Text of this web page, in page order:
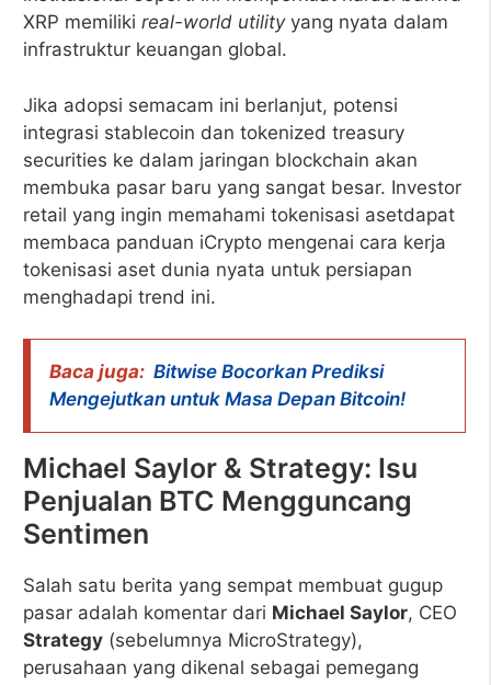
XRP memiliki real-world utilityyang nyata dalam
infrastruktur keuangan global.
Jika adopsi semacam ini berlanjut, potensi
integrasi stablecoin dan tokenized treasury
securities ke dalam jaringan blockchain akan
membuka pasar baru yang sangat besar. Investor
retail yang ingin memahami tokenisasi asetdapat
membaca panduan iCrypto mengenai cara kerja
tokenisasi aset dunia nyata untuk persiapan
menghadapi trend ini.
Baca juga: Bitwise Bocorkan Prediksi
Mengejutkan untuk Masa Depan Bitcoin!
Michael Saylor & Strategy: Isu
Penjualan BTC Mengguncang
Sentimen
Salah satu berita yang sempat membuat gugup
pasar adalah komentar dari Michael Saylor, CEO
Strategy (sebelumnya MicroStrategy),
perusahaan yang dikenal sebagai pemegang